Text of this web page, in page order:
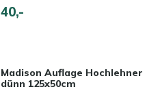
40,-
Madison Auflage Hochlehner
dünn 125x50cm